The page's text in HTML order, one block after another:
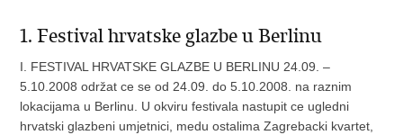
1. Festival hrvatske glazbe u Berlinu
I. FESTIVAL HRVATSKE GLAZBE U BERLINU 24.09. –
5.10.2008 održat ce se od 24.09. do 5.10.2008. na raznim
lokacijama u Berlinu. U okviru festivala nastupit ce ugledni
hrvatski glazbeni umjetnici, medu ostalima Zagrebacki kvartet,